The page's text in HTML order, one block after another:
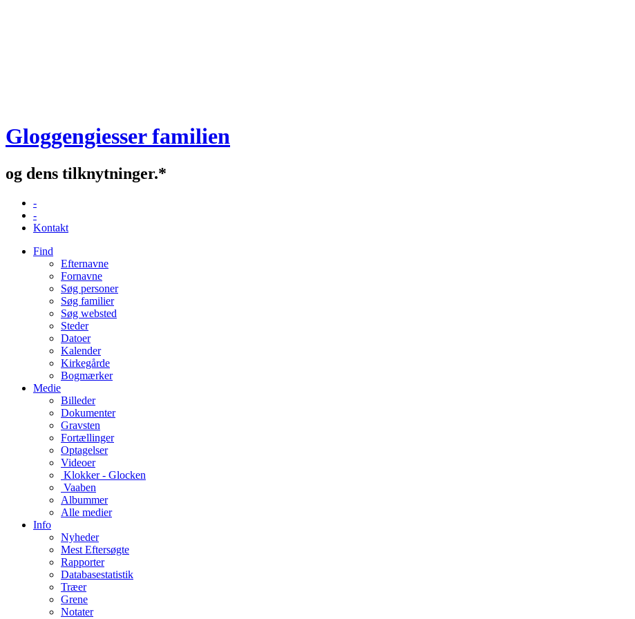
Gloggengiesser familien
og dens tilknytninger.*
-
-
Kontakt
Find
Efternavne
Fornavne
Søg personer
Søg familier
Søg websted
Steder
Datoer
Kalender
Kirkegårde
Bogmærker
Medie
Billeder
Dokumenter
Gravsten
Fortællinger
Optagelser
Videoer
Klokker - Glocken
Vaaben
Albummer
Alle medier
Info
Nyheder
Mest Eftersøgte
Rapporter
Databasestatistik
Træer
Grene
Notater